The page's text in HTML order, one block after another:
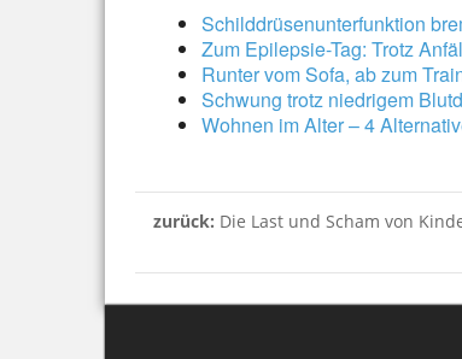
Schilddrüsenunterfunktion
Zum Epilepsie-Tag: Trotz
Runter vom Sofa, ab zum
Schwung trotz niedrigem
Wohnen im Alter – 4
zurück: Die Last und Scham von